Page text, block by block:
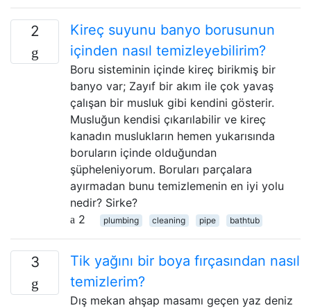
2
Kireç suyunu banyo borusunun
içinden nasıl temizleyebilirim?
Boru sisteminin içinde kireç birikmiş bir
banyo var; Zayıf bir akım ile çok yavaş
çalışan bir musluk gibi kendini gösterir.
Musluğun kendisi çıkarılabilir ve kireç
kanadın muslukların hemen yukarısında
boruların içinde olduğundan
şüpheleniyorum. Boruları parçalara
ayırmadan bunu temizlemenin en iyi yolu
nedir? Sirke?
2
plumbing cleaning pipe bathtub
3
Tik yağını bir boya fırçasından nasıl
temizlerim?
Dış mekan ahşap masamı geçen yaz deniz